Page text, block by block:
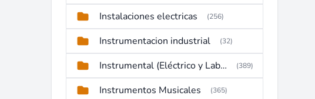
Instalaciones electricas (256)
Instrumentacion industrial (32)
Instrumental (Eléctrico y Laboratorio) (389)
Instrumentos Musicales (365)